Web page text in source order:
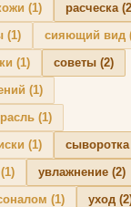
(1) расческа
(1) сияющий вид
(1) советы (2)
(1)
(1)
(1) сыворотка
увлажнение (2)
(1) уход